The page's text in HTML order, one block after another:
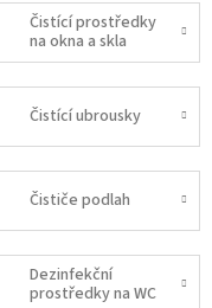
Čistící prostředky
na okna a skla
Čistící ubrousky
Čističe podlah
Dezinfekční
prostředky na WC